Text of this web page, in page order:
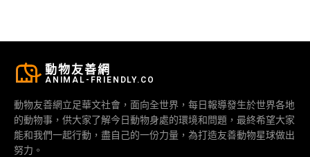
動物友善網
ANIMAL-FRIENDLY.CO
動物友善網立足華文社會，面向全世界，每日報導發生於世界各地
的動物事，供大家了解今日動物身處的環境和問題，最終希望大家
能和我們一起行動，盡自己的一份力量，為打造友善動物星球做出
努力。